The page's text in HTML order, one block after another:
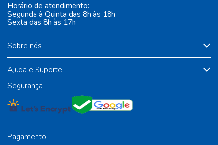
Sobre nós
Ajuda e Suporte
Horário de atendimento:
Segunda à Quinta das 8h às 18h
Sexta das 8h às 17h
Segurança
Pagamento